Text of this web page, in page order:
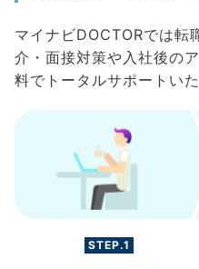
マイナビDOCTORでは転
介・面接対策や入社後の
料でトータルサポートいた
STEP.1